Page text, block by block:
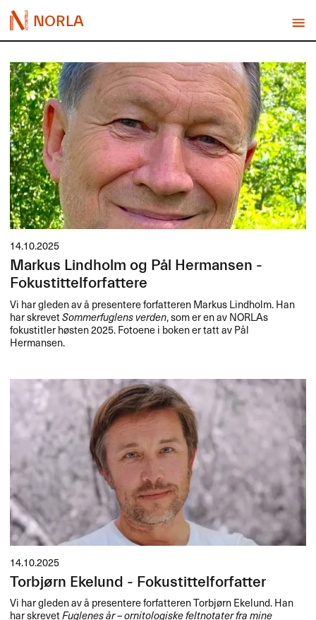
NORLA
14.10.2025
Markus Lindholm og Pål Hermansen -
Fokustittelforfattere
Vi har gleden av å presentere forfatteren Markus Lindholm. Han
har skrevetSommerfuglens verden, som er en av NORLAs
fokustitler høsten 2025. Fotoene i boken er tatt av Pål
Hermansen.
14.10.2025
Torbjørn Ekelund - Fokustittelforfatter
Vi har gleden av å presentere forfatteren Torbjørn Ekelund. Han
har skrevetFuglenes år – ornitologiske feltnotater fra mine